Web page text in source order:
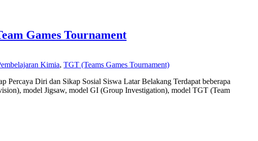
Games Tournament
Kimia, TGT (Teams Games Tournament)
Diri dan Sikap Sosial Siswa Latar Belakang Terdapat beberapa
model Jigsaw, model GI (Group Investigation), model TGT (Team